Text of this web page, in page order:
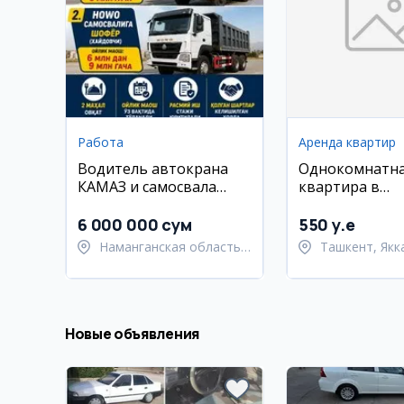
Работа
Водитель автокрана
КАМАЗ и самосвала
6 000 000 сум
Наманганская область,
Аренда квартир
квартира в
32 м²
550 y.e
Ташкент,
Новые объявления